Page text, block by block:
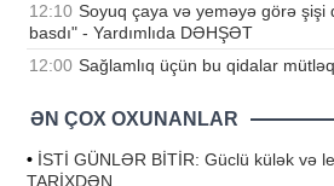
12:10 Soyuq çaya və yeməyə görə şişi
basdı" - Yardımlıda DƏHŞƏT
12:00 Sağlamlıq üçün bu qidalar
ƏN ÇOX OXUNANLAR
• İSTİ GÜNLƏR BİTİR: Güclü külək və
TARİXDƏN